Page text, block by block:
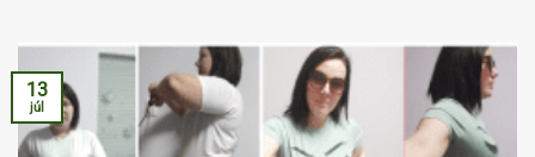
13
júl